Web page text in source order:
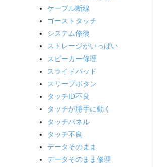
ケーブル断線
ゴーストタッチ
システム修復
ストレージがいっぱい
スピーカー修理
スライドパッド
スリープボタン
タッチID不良
タッチが勝手に動く
タッチパネル
タッチ不良
データそのまま
データそのまま修理